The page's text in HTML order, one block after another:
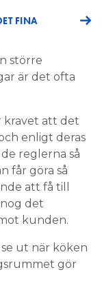
FINA
större
är det ofta
kravet att det
enligt deras
reglerna så
får göra så
att få till
det
kunden.
ut när köken
gör